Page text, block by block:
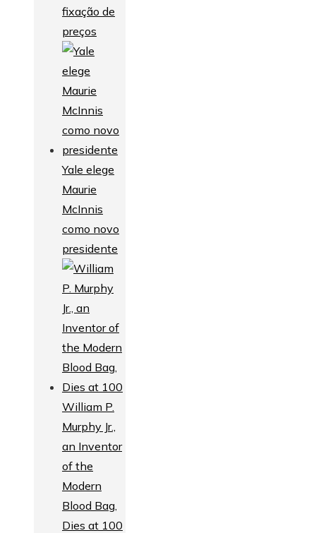
fixação de
preços
Yale elege
Maurie
McInnis
como novo
presidente
William P.
Murphy Jr.,
an Inventor
of the
Modern
Blood Bag,
Dies at 100